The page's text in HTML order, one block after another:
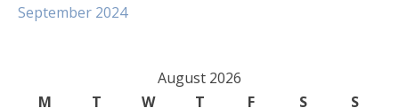
September 2024
August 2026
M
T W T F S S